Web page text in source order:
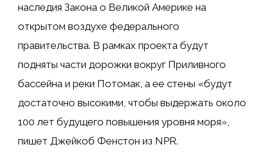
наследия Закона о Великой Америке на
открытом воздухе федерального
правительства. В рамках проекта будут
подняты части дорожки вокруг Приливного
бассейна и реки Потомак, а ее стены «будут
достаточно высокими, чтобы выдержать около
100 лет будущего повышения уровня моря»,
пишет Джейкоб Фенстон из NPR.